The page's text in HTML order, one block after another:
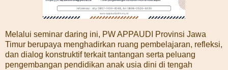
Melalui seminar daring ini, PW APPAUDI Provinsi Jawa
Timur berupaya menghadirkan ruang pembelajaran, refleksi,
dan dialog konstruktif terkait tantangan serta peluang
pengembangan pendidikan anak usia dini di tengah